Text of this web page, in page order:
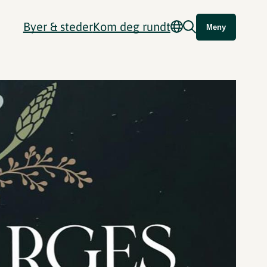
Byer & stederKom deg rundt Meny